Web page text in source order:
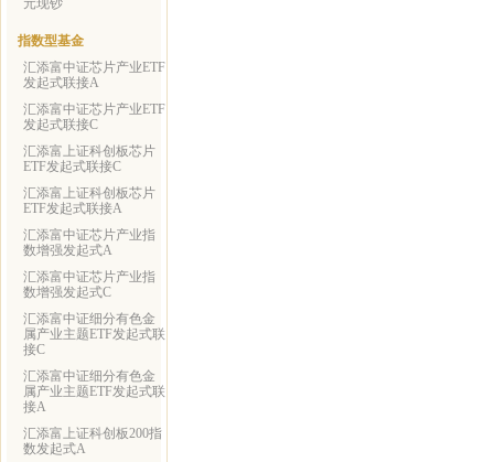
元现钞
指数型基金
汇添富中证芯片产业ETF
发起式联接A
汇添富中证芯片产业ETF
发起式联接C
汇添富上证科创板芯片
ETF发起式联接C
汇添富上证科创板芯片
ETF发起式联接A
汇添富中证芯片产业指
数增强发起式A
汇添富中证芯片产业指
数增强发起式C
汇添富中证细分有色金
属产业主题ETF发起式联
接C
汇添富中证细分有色金
属产业主题ETF发起式联
接A
汇添富上证科创板200指
数发起式A